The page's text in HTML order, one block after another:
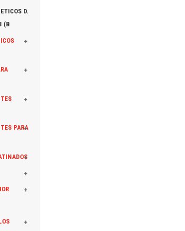
D.
(B
+
+
+
+
PARA
+
+
+
+